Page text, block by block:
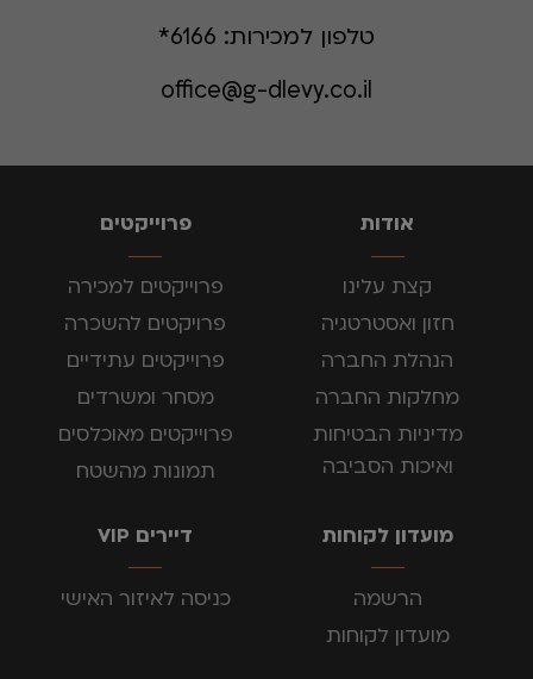
טלפון למכירות:
office@g-dlevy.co.il
אודות
קצת עלינו
חזון ואסטרטגיה
הנהלת החברה
מחלקות החברה
מדיניות הבטיחות
ואיכות הסביבה
פרוייקטים
פרוייקטים למכירה
פרויקטים להשכרה
פרוייקטים עתידיים
מסחר ומשרדים
פרוייקטים מאוכלסים
תמונות מהשטח
מועדון לקוחות
הרשמה
מועדון לקוחות
דיירים VIP
כניסה לאיזור האישי